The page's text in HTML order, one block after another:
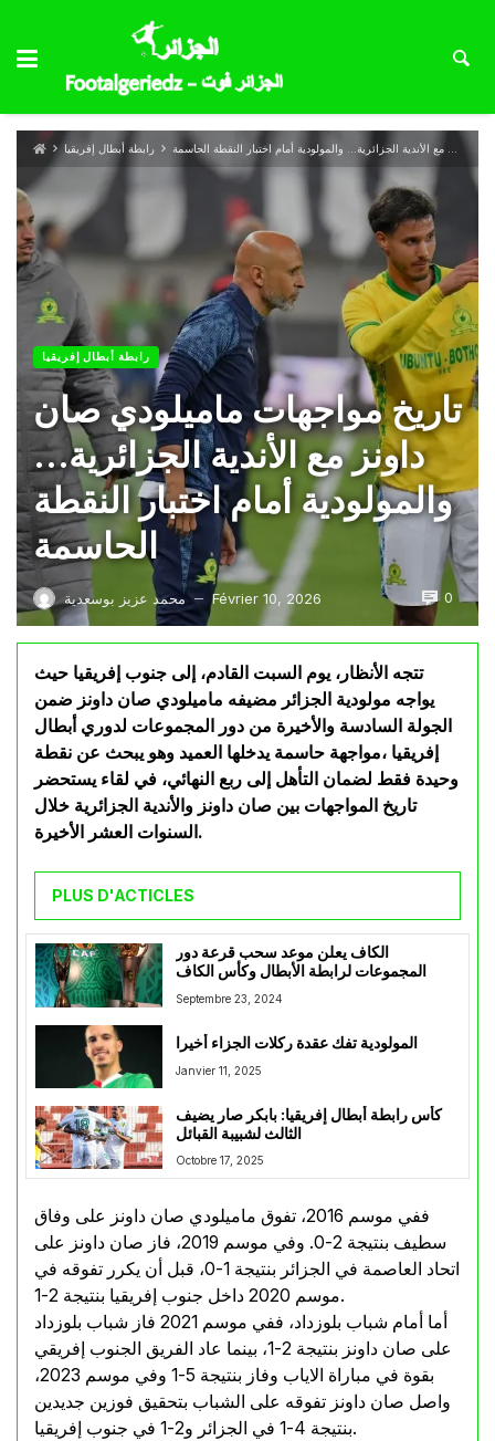
رابطة أبطال إفريقيا تاريخ مواجهات ماميلودي صان داونز مع الأندية الجزائرية… والمولودية أمام اختبار النقطة الحاسمة
رابطة أبطال إفريقيا
تاريخ مواجهات ماميلودي صان
داونز مع الأندية الجزائرية…
والمولودية أمام اختبار النقطة
الحاسمة
محمد عزيز بوسعدية — Février 10, 2026 0
تتجه الأنظار، يوم السبت القادم، إلى جنوب إفريقيا حيث
يواجه مولودية الجزائر مضيفه ماميلودي صان داونز ضمن
الجولة السادسة والأخيرة من دور المجموعات لدوري أبطال
إفريقيا ،مواجهة حاسمة يدخلها العميد وهو يبحث عن نقطة
وحيدة فقط لضمان التأهل إلى ربع النهائي، في لقاء يستحضر
تاريخ المواجهات بين صان داونز والأندية الجزائرية خلال
السنوات العشر الأخيرة.
PLUS D'ACTICLES
الكاف يعلن موعد سحب قرعة دور
المجموعات لرابطة الأبطال وكأس الكاف
Septembre 23, 2024
المولودية تفك عقدة ركلات الجزاء أخيرا
Janvier 11, 2025
كأس رابطة أبطال إفريقيا: بابكر صار يضيف
الثالث لشبيبة القبائل
Octobre 17, 2025
ففي موسم 2016، تفوق ماميلودي صان داونز على وفاق
سطيف بنتيجة 2-0. وفي موسم 2019، فاز صان داونز على
اتحاد العاصمة في الجزائر بنتيجة 1-0، قبل أن يكرر تفوقه في
موسم 2020 داخل جنوب إفريقيا بنتيجة 2-1.
أما أمام شباب بلوزداد، ففي موسم 2021 فاز شباب بلوزداد
على صان داونز بنتيجة 2-1، بينما عاد الفريق الجنوب إفريقي
بقوة في مباراة الاياب وفاز بنتيجة 5-1 وفي موسم 2023،
واصل صان داونز تفوقه على الشباب بتحقيق فوزين جديدين
بنتيجة 4-1 في الجزائر و2-1 في جنوب إفريقيا.